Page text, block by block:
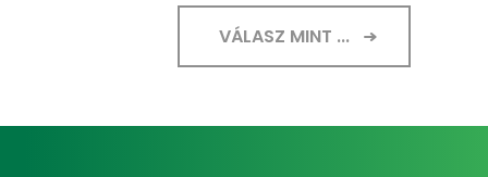
VÁLASZ MINT ...